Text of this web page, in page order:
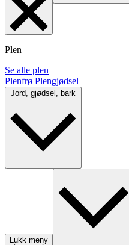
Plen
Se alle plen
Plenfrø Plengjødsel
Lukk meny